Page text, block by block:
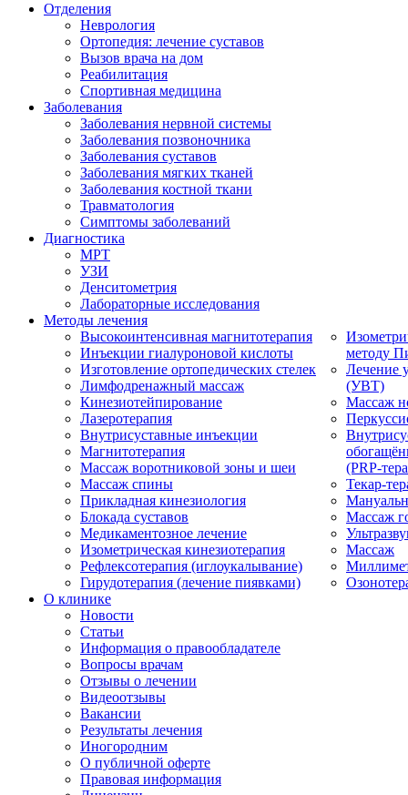
Отделения
Неврология
Ортопедия: лечение суставов
Вызов врача на дом
Реабилитация
Спортивная медицина
Заболевания
Заболевания нервной системы
Заболевания позвоночника
Заболевания суставов
Заболевания мягких тканей
Заболевания костной ткани
Травматология
Симптомы заболеваний
Диагностика
МРТ
УЗИ
Денситометрия
Лабораторные исследования
Методы лечения
Высокоинтенсивная магнитотерапия
Инъекции гиалуроновой кислоты
Изготовление ортопедических стелек
Лимфодренажный массаж
Кинезиотейпирование
Лазеротерапия
Внутрисуставные инъекции
Магнитотерапия
Массаж воротниковой зоны и шеи
Массаж спины
Прикладная кинезиология
Блокада суставов
Медикаментозное лечение
Изометрическая кинезиотерапия
Рефлексотерапия (иглоукалывание)
Гирудотерапия (лечение пиявками)
методу
Лечение
(УВТ)
Массаж
(PRP-
Текар-
Массаж
Массаж
О клинике
Новости
Статьи
Информация о правообладателе
Вопросы врачам
Отзывы о лечении
Видеоотзывы
Вакансии
Результаты лечения
Иногородним
О публичной оферте
Правовая информация